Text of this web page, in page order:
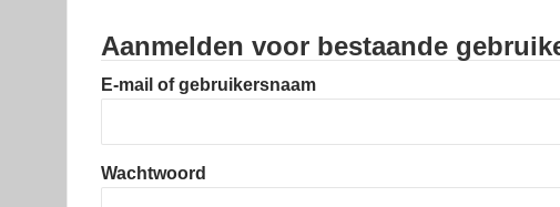
Aanmelden voor bestaande
E-mail of gebruikersnaam
Wachtwoord